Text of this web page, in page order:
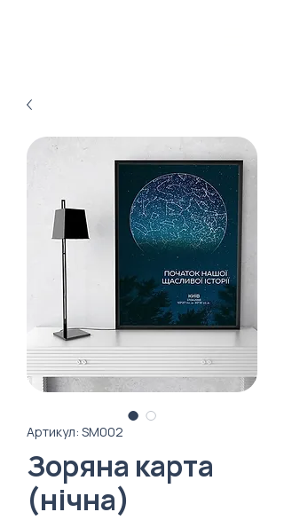
Артикул: SM002
Зоряна карта
(нічна)